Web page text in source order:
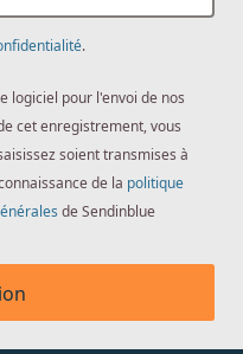
.
logiciel pour l'envoi de nos
cet enregistrement, vous
soient transmises à
de la politique
de Sendinblue